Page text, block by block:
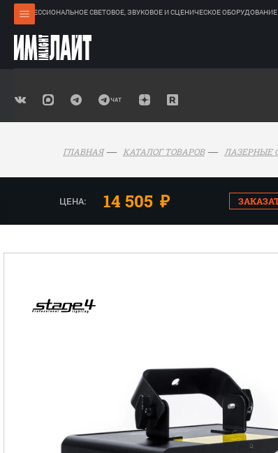
ПРОФЕССИОНАЛЬНОЕ СВЕТОВОЕ, ЗВУКОВОЕ И СЦЕНИЧЕСКОЕ ОБОРУДОВАНИЕ.
ГЛАВНАЯ КАТАЛОГ ТОВАРОВ ЛАЗЕРНЫЕ
ЦЕНА: 14 505 ₽